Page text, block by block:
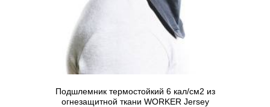
Подшлемник термостойкий 6 кал/см2 из
огнезащитной ткани WORKER Jersey